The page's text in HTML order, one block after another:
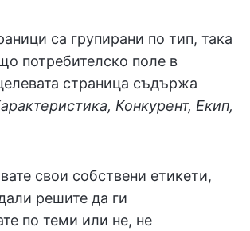
са групирани по тип, така
потребителско поле в
страница съдържа
Конкурент, Екип,
свои собствени етикети,
решите да ги
по теми или не, не